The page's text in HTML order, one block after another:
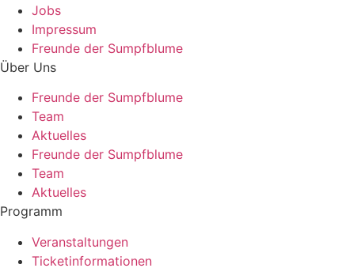
Jobs
Impressum
Freunde der Sumpfblume
Über Uns
Freunde der Sumpfblume
Team
Aktuelles
Freunde der Sumpfblume
Team
Aktuelles
Programm
Veranstaltungen
Ticketinformationen